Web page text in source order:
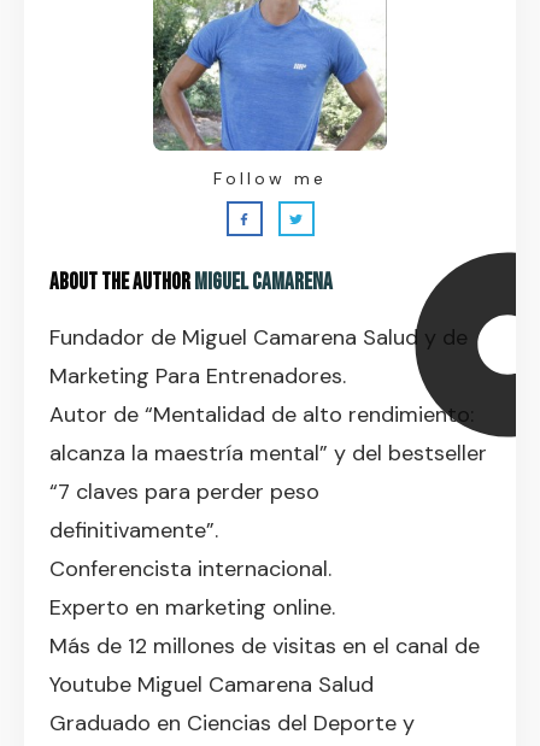
About the AuthorMiguel Camarena
Fundador de Miguel Camarena Salud y de
Marketing Para Entrenadores.
Autor de “Mentalidad de alto rendimiento:
alcanza la maestría mental” y del bestseller
“7 claves para perder peso
definitivamente”.
Conferencista internacional.
Experto en marketing online.
Más de 12 millones de visitas en el canal de
Youtube Miguel Camarena Salud
Graduado en Ciencias del Deporte y
Follow me